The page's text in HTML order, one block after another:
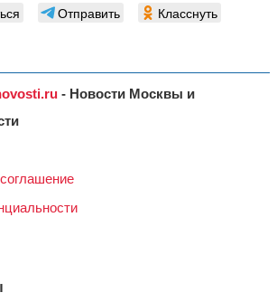
Отправить Класснуть
- Новости Москвы и